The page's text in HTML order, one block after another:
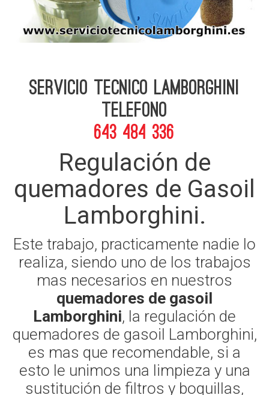
Servicio Tecnico Lamborghini
telefono
643 484 336
Regulación de
quemadores de Gasoil
Lamborghini.
Este trabajo, practicamente nadie lo
realiza, siendo uno de los trabajos
mas necesarios en nuestros
quemadores de gasoil
Lamborghini, la regulación de
quemadores de gasoil Lamborghini,
es mas que recomendable, si a
esto le unimos una limpieza y una
sustitución de filtros y boquillas,